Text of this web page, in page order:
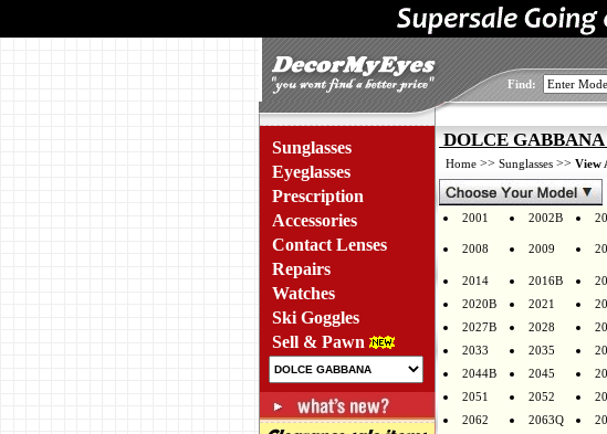
Find:
Sunglasses
Eyeglasses
Prescription
Accessories
Contact Lenses
Repairs
Watches
Ski Goggles
Sell & Pawn
DOLCE GABBANA
Home >> Sunglasses >> View
2001 2002B
2008 2009
2014
2016B
2020B
2021
2027B
2028
2033
2035
2044B
2045
2051
2052
2062
2063Q